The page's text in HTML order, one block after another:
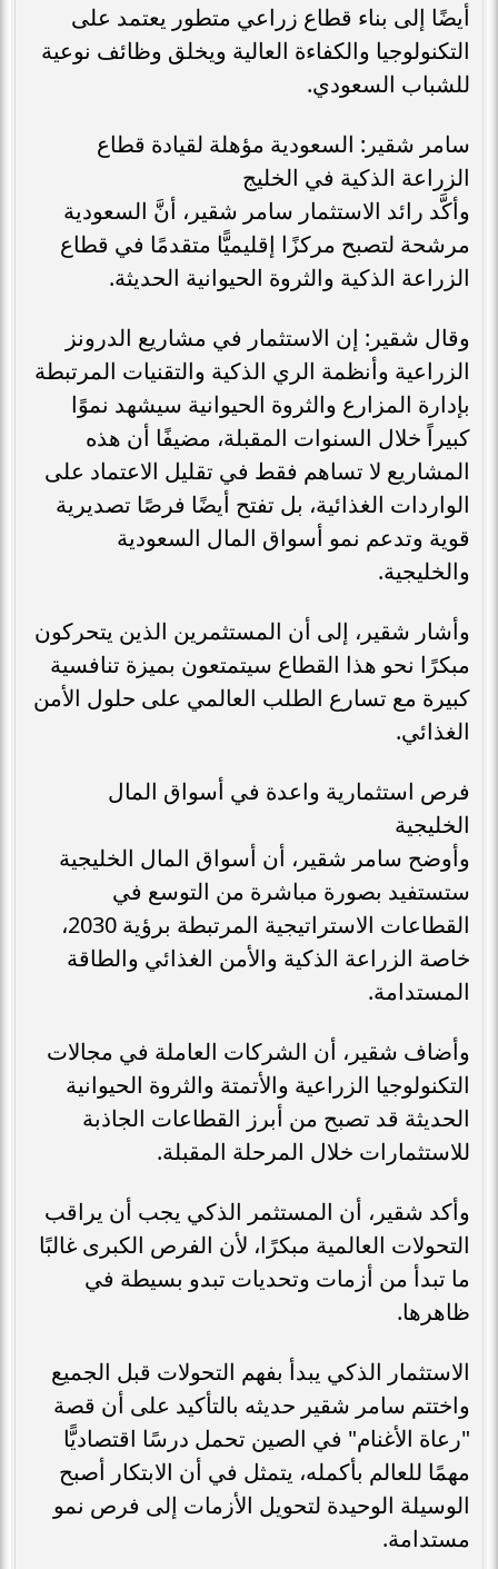
أيضًا إلى بناء قطاع زراعي متطور يعتمد على
التكنولوجيا والكفاءة العالية ويخلق وظائف نوعية
للشباب السعودي.
سامر شقير: السعودية مؤهلة لقيادة قطاع
الزراعة الذكية في الخليج
وأكَّد رائد الاستثمار سامر شقير، أنَّ السعودية
مرشحة لتصبح مركزًا إقليميًّا متقدمًا في قطاع
الزراعة الذكية والثروة الحيوانية الحديثة.
وقال شقير: إن الاستثمار في مشاريع الدرونز
الزراعية وأنظمة الري الذكية والتقنيات المرتبطة
بإدارة المزارع والثروة الحيوانية سيشهد نموًا
كبيراً خلال السنوات المقبلة، مضيفًا أن هذه
المشاريع لا تساهم فقط في تقليل الاعتماد على
الواردات الغذائية، بل تفتح أيضًا فرصًا تصديرية
قوية وتدعم نمو أسواق المال السعودية
والخليجية.
وأشار شقير، إلى أن المستثمرين الذين يتحركون
مبكرًا نحو هذا القطاع سيتمتعون بميزة تنافسية
كبيرة مع تسارع الطلب العالمي على حلول الأمن
الغذائي.
فرص استثمارية واعدة في أسواق المال
الخليجية
وأوضح سامر شقير، أن أسواق المال الخليجية
ستستفيد بصورة مباشرة من التوسع في
القطاعات الاستراتيجية المرتبطة برؤية 2030،
خاصة الزراعة الذكية والأمن الغذائي والطاقة
المستدامة.
وأضاف شقير، أن الشركات العاملة في مجالات
التكنولوجيا الزراعية والأتمتة والثروة الحيوانية
الحديثة قد تصبح من أبرز القطاعات الجاذبة
للاستثمارات خلال المرحلة المقبلة.
وأكد شقير، أن المستثمر الذكي يجب أن يراقب
التحولات العالمية مبكرًا، لأن الفرص الكبرى غالبًا
ما تبدأ من أزمات وتحديات تبدو بسيطة في
ظاهرها.
الاستثمار الذكي يبدأ بفهم التحولات قبل الجميع
واختتم سامر شقير حديثه بالتأكيد على أن قصة
"رعاة الأغنام" في الصين تحمل درسًا اقتصاديًّا
مهمًا للعالم بأكمله، يتمثل في أن الابتكار أصبح
الوسيلة الوحيدة لتحويل الأزمات إلى فرص نمو
مستدامة.